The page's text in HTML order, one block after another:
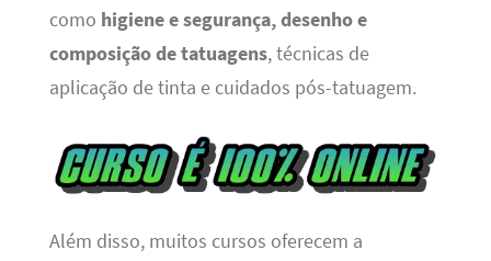
como higiene e segurança, desenho e
composição de tatuagens, técnicas de
aplicação de tinta e cuidados pós-tatuagem.
Além disso, muitos cursos oferecem a